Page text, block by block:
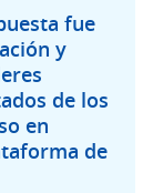
fue
y
de los
en
de